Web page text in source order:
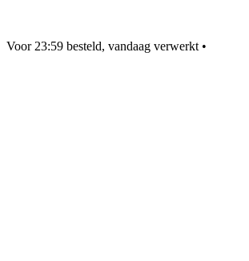
Voor 23:59 besteld, vandaag verwerkt •